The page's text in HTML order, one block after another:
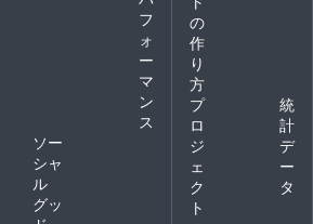
フ
ォ
ー
マ
ン
ス
ソー
シャ
ル
グッ
の
作
り
方
プ
ロ
ジ
ェ
ク
ト
統
計
デ
ー
タ